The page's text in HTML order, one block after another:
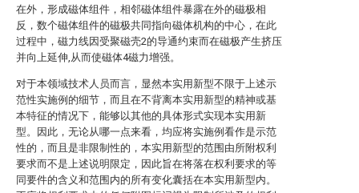
在外，形成磁体组件，相邻磁体组件暴露在外的磁极相
反，数个磁体组件的磁极共同指向磁体机构的中心，在此
过程中，磁力线因受聚磁壳2的导通约束而在磁极产生挤压
并向上延伸,从而使磁体4磁力增强。
对于本领域技术人员而言，显然本实用新型不限于上述示
范性实施例的细节，而且在不背离本实用新型的精神或基
本特征的情况下，能够以其他的具体形式实现本实用新
型。因此，无论从哪一点来看，均应将实施例看作是示范
性的，而且是非限制性的，本实用新型的范围由所附权利
要求而不是上述说明限定，因此旨在将落在权利要求的等
同要件的含义和范围内的所有变化囊括在本实用新型内。